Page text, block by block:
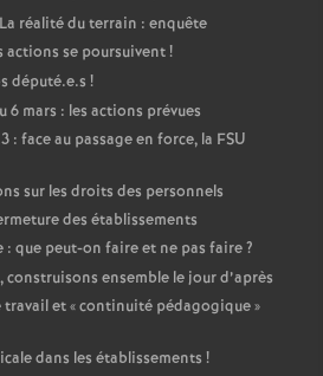
réalité du terrain : enquête
actions se poursuivent!
député.e.s !
6 mars : les actions prévues
: face au passage en force, la FSU
sur les droits des personnels
des établissements
que peut-on faire et ne pas faire?
ensemble le jour d’après
et «continuité pédagogique»
dans les établissements !